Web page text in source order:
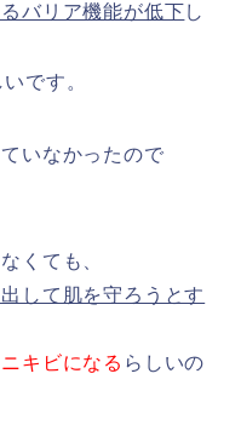
バリア機能が低下し
です。
いなかったので
くても、
して肌を守ろうとす
キビになる らしいの